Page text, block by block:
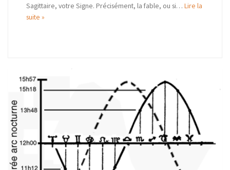
Sagittaire, votre Signe. Précisément, la fable, ou si… Lire la
suite »